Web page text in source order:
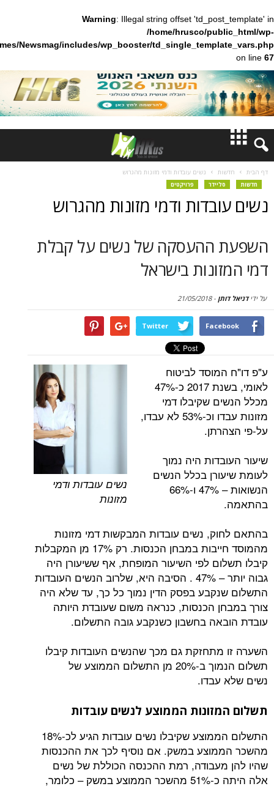
Warning: Illegal string offset
/home/hrusco/
content/themes/Newsmag/includes/wp_booster/
חדשות
נשים עובדות ודמי מזונות מהגרוש
פרויקטים
ודמי מזונות מהגרוש
ההעסקה של נשים על קבלת
בישראל
-
21/05/2018
Twitter
נשים עובדות ודמי
מזונות
לביטוח
לאומי, בשנת 2017 כ-47%
שקיבלו דמי
מזונות עבדו וכ-53% לא עבדו,
היה נמוך
בכלל הנשים
הנשואות – 47% ו-66%
נשים עובדות המבקשות דמי מזונות
מהמוסד חייבות במבחן הכנסות. רק 17% מן המקבלות
לפי השיעור המופחת, אף ששיעורן היה
גבוה יותר – 47% . הסיבה היא, שלרוב הנשים העובדות
בפסק הדין נמוך כל כך, עד שלא היה
הכנסות, כנראה משום שעובדת היותה
בחשבון כשנקבע גובה התשלום.
גם מכך שהנשים העובדות קיבלו
תשלום הנמוך ב-20% מן התשלום הממוצע של
הממוצע לנשים עובדות
התשלום הממוצע שקיבלו נשים עובדות הגיע לכ-18%
במשק. אם נוסיף לכך את ההכנסות
רמת ההכנסה הכוללת של נשים
אלה היתה כ-51% מהשכר הממוצע במשק – כלומר,